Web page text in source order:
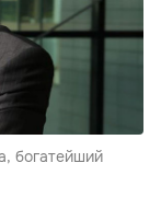
богатейший